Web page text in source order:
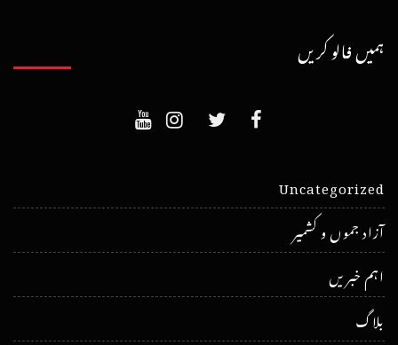
ہمیں فالو کریں
Uncategorized
آزاد جموں و کشمیر
اہم خبریں
بلاگ